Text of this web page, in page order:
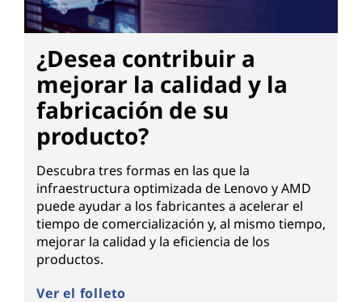
¿Desea contribuir a
mejorar la calidad y la
fabricación de su
producto?
Descubra tres formas en las que la
infraestructura optimizada de Lenovo y AMD
puede ayudar a los fabricantes a acelerar el
tiempo de comercialización y, al mismo tiempo,
mejorar la calidad y la eficiencia de los
productos.
Ver el folleto